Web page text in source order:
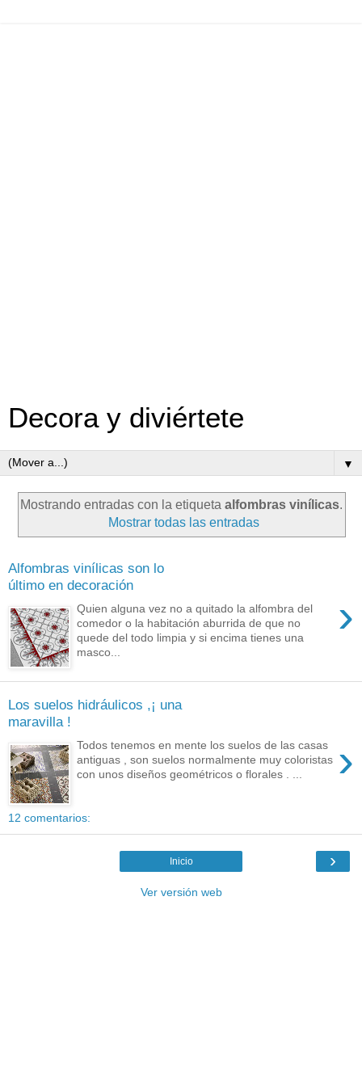
Decora y diviértete
▼
Mostrando entradas con la etiqueta alfombras vinílicas.
Mostrar todas las entradas
Alfombras vinílicas son lo
último en decoración
›
Quien alguna vez no a quitado la alfombra del
comedor o la habitación aburrida de que no
quede del todo limpia y si encima tienes una
masco...
Los suelos hidráulicos ,¡ una
maravilla !
›
Todos tenemos en mente los suelos de las casas
antiguas , son suelos normalmente muy coloristas
con unos diseños geométricos o florales . ...
12 comentarios:
›
Inicio
Ver versión web